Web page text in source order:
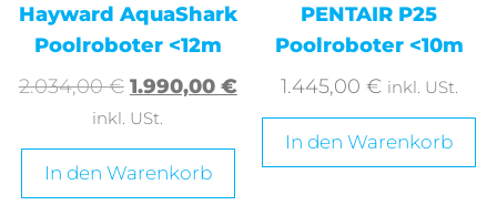
Hayward AquaShark
Poolroboter <12m
2.034,00€ 1.990,00 €
inkl. USt.
In den Warenkorb
PENTAIR P25
Poolroboter <10m
1.445,00 € inkl. USt.
In den Warenkorb